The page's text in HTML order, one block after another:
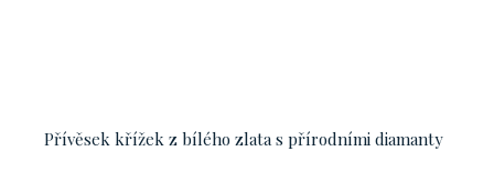
Přívěsek křížek z bílého zlata s přírodními diamanty